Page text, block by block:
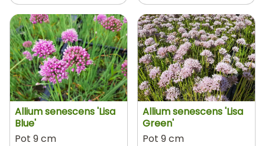
Allium senescens 'Lisa
Blue'
Pot 9 cm
Allium senescens 'Lisa
Green'
Pot 9 cm